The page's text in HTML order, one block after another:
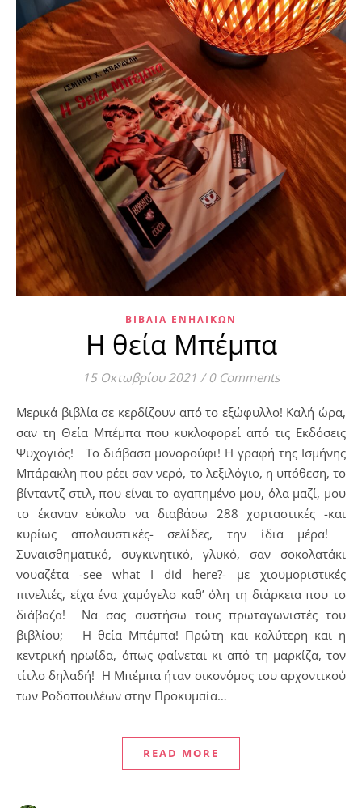
ΒΙΒΛΊΑ ΕΝΗΛΊΚΩΝ
Η θεία Μπέμπα
15 Οκτωβρίου 2021 / 0 Comments
Μερικά βιβλία σε κερδίζουν από το εξώφυλλο! Καλή ώρα,
σαν τη Θεία Μπέμπα που κυκλοφορεί από τις Εκδόσεις
Ψυχογιός! Το διάβασα μονορούφι! Η γραφή της Ισμήνης
Μπάρακλη που ρέει σαν νερό, το λεξιλόγιο, η υπόθεση, το
βίνταντζ στιλ, που είναι το αγαπημένο μου, όλα μαζί, μου
το έκαναν εύκολο να διαβάσω 288 χορταστικές -και
κυρίως απολαυστικές- σελίδες, την ίδια μέρα!
Συναισθηματικό, συγκινητικό, γλυκό, σαν σοκολατάκι
νουαζέτα -see what I did here?- με χιουμοριστικές
πινελιές, είχα ένα χαμόγελο καθ’ όλη τη διάρκεια που το
διάβαζα! Να σας συστήσω τους πρωταγωνιστές του
βιβλίου; Η θεία Μπέμπα! Πρώτη και καλύτερη και η
κεντρική ηρωίδα, όπως φαίνεται κι από τη μαρκίζα, τον
τίτλο δηλαδή! Η Μπέμπα ήταν οικονόμος του αρχοντικού
των Ροδοπουλέων στην Προκυμαία…
READ MORE